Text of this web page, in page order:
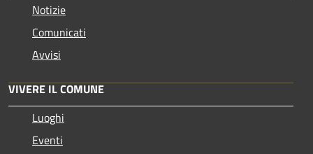
Notizie
Comunicati
Avvisi
VIVERE IL COMUNE
Luoghi
Eventi